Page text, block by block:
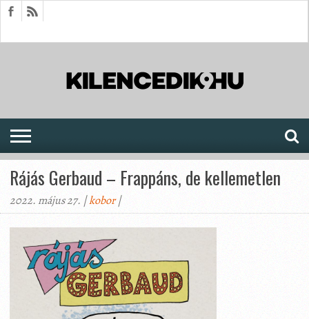
Rájás Gerbaud – Frappáns, de kellemetlen
2022. május 27. |kobor|